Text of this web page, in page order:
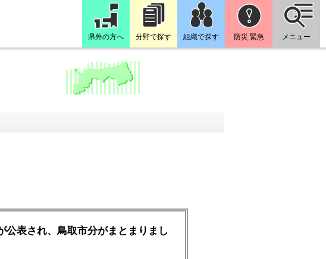
県外の方へ 分野で探す 組織で探す 防災 緊急 メニュー
表され、鳥取市分がまとまりまし